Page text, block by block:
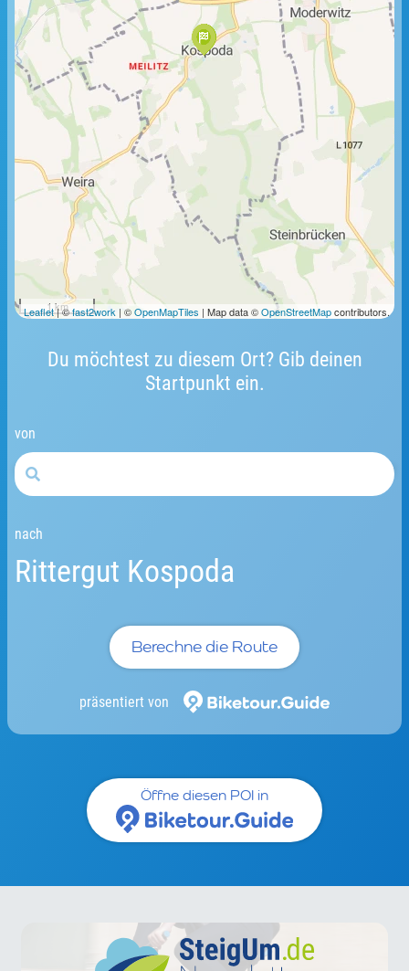
Du möchtest zu diesem Ort? Gib deinen
Startpunkt ein.
von
nach
Rittergut Kospoda
Berechne die Route
präsentiert von
1 km
Leaflet| ©fast2work | ©OpenMapTiles | Map data ©OpenStreetMapcontributors.
Öffne diesen POI in